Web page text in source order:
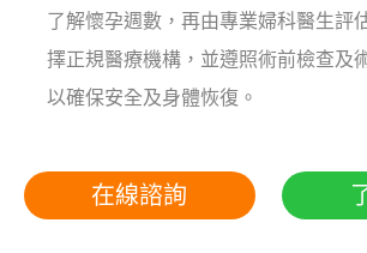
了解懷孕週數，再由專業婦科醫生評
擇正規醫療機構，並遵照術前檢查及
以確保安全及身體恢復。
在線諮詢